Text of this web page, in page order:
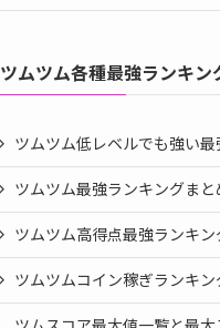
ツムツム各種最強ランキン
ツムツム低レベルでも強い
ツムツム最強ランキングまと
ツムツム高得点最強ランキン
ツムツムコイン稼ぎランキン